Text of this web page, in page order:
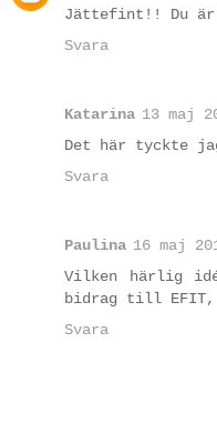
Jättefint!! Du
Svara
Katarina 13 maj
Det här tyckte
Svara
Paulina 16 maj
Vilken härlig
bidrag till
Svara